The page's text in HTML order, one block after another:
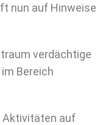
nun auf Hinweise
verdächtige
Bereich
Aktivitäten auf